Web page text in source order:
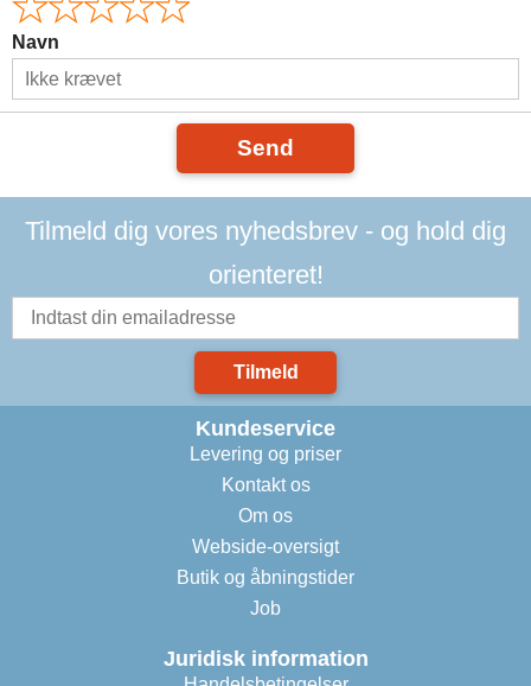
Navn
Send
Tilmeld dig vores nyhedsbrev - og hold dig
orienteret!
Tilmeld
Kundeservice
Levering og priser
Kontakt os
Om os
Webside-oversigt
Butik og åbningstider
Job
Juridisk information